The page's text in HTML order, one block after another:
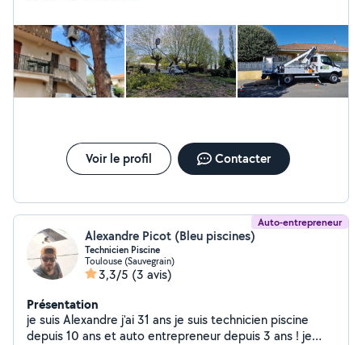
Voir le profil Contacter
Auto-entrepreneur
Alexandre Picot (Bleu piscines)
Technicien Piscine
Toulouse (Sauvegrain)
3,3/5 (3 avis)
Présentation
je suis Alexandre j'ai 31 ans je suis technicien piscine
depuis 10 ans et auto entrepreneur depuis 3 ans ! je